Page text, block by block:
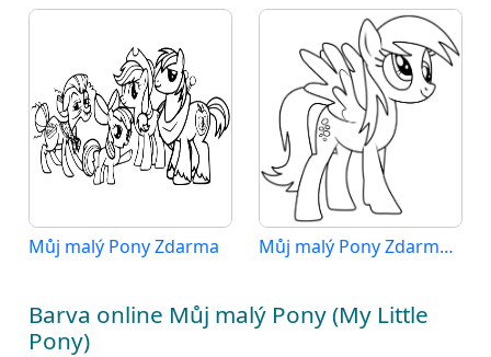
Můj malý Pony Zdarma Můj malý Pony Zdarma pro Děti
Barva online Můj malý Pony (My Little
Pony)